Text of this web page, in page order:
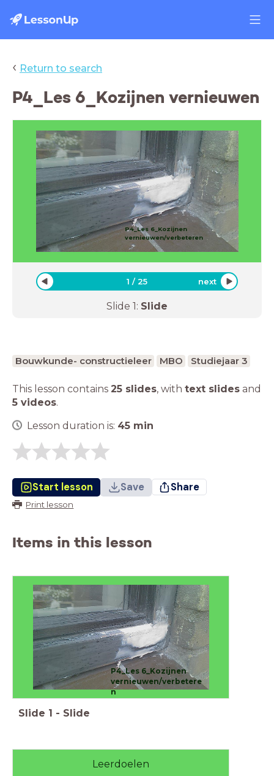
‹ Return to search
P4_Les 6_Kozijnen vernieuwen
P4_Les 6_Kozijnen
vernieuwen/verbeteren
1 /25 next
Slide 1: Slide
Bouwkunde- constructieleer MBO Studiejaar 3
This lesson contains 25 slides, with text slides and
5 videos.
Lesson duration is: 45 min
Start lesson Save Share
Print lesson
Items in this lesson
P4_Les 6_Kozijnen
vernieuwen/verbetere
n
Slide 1 - Slide
Leerdoelen